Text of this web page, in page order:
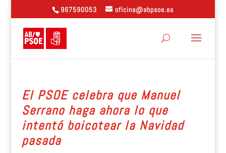
967590053 oficina@abpsoe.es
El PSOE celebra que Manuel
Serrano haga ahora lo que
intentó boicotear la Navidad
pasada